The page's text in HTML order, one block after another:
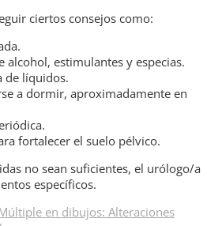
ciertos consejos como:
alcohol, estimulantes y especias.
de líquidos.
a dormir, aproximadamente en
fortalecer el suelo pélvico.
no sean suficientes, el urólogo/a
específicos.
en dibujos: Alteraciones